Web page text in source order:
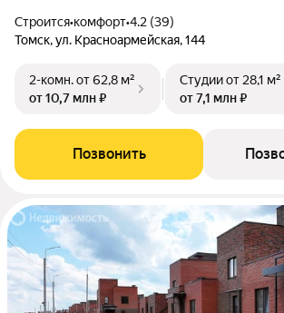
Строится•комфорт•4.2 (39)
Томск, ул. Красноармейская, 144
2-комн.от 62,8 м²
от 10,7 млн ₽
Студииот 28,1 м²
от 7,1 млн ₽
Позвонить